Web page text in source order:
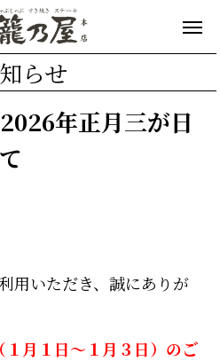
らせ
年正月三が日
用いただき、誠にありが
（１月１日～１月３日）のご